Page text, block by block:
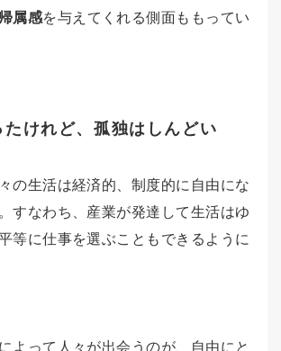
帰属感を与えてくれる側面ももってい
たけれど、孤独はしんどい
の生活は経済的、制度的に自由にな
すなわち、産業が発達して生活はゆ
等に仕事を選ぶこともできるように
よって人々が出会うのが、自由にと